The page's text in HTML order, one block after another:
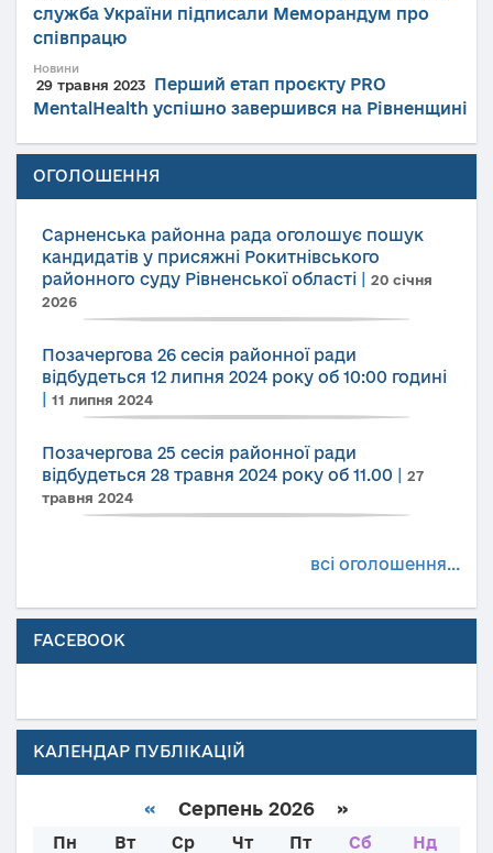
служба України підписали Меморандум про
співпрацю
Новини
29 травня 2023
Перший етап проєкту PRO
MentalHealth успішно завершився на Рівненщині
ОГОЛОШЕННЯ
Сарненська районна рада оголошує пошук
кандидатів у присяжні Рокитнівського
районного суду Рівненської області
20 січня
2026
Позачергова 26 сесія районної ради
відбудеться 12 липня 2024 року об 10:00 годині
11 липня 2024
Позачергова 25 сесія районної ради
відбудеться 28 травня 2024 року об 11.00
27
травня 2024
всі оголошення...
FACEBOOK
КАЛЕНДАР ПУБЛІКАЦІЙ
« Серпень 2026 »
Пн Вт Ср Чт Пт Сб
Нд